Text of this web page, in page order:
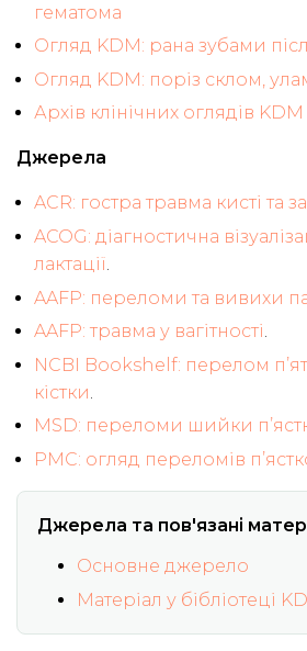
гематома
Огляд KDM: рана зубами
Огляд KDM: поріз склом,
Архів клінічних оглядів KDM
Джерела
ACR: гостра травма кисті та
ACOG: діагностична
лактації.
AAFP: переломи та вивихи
AAFP: травма у вагітності.
NCBI Bookshelf: перелом
кістки.
MSD: переломи шийки
PMC: огляд переломів
Джерела та пов'язані
Основне джерело
Матеріал у бібліотеці